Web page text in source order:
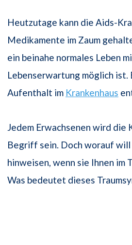
Heutzutage kann die Aids-
Medikamente im Zaum
ein beinahe normales Leben
Lebenserwartung möglich
Aufenthalt im Krankenhaus
Jedem Erwachsenen wird die
Begriff sein. Doch worauf
hinweisen, wenn sie Ihnen im
Was bedeutet dieses